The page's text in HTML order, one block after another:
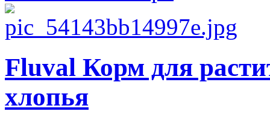
Fluval Корм для
хлопья